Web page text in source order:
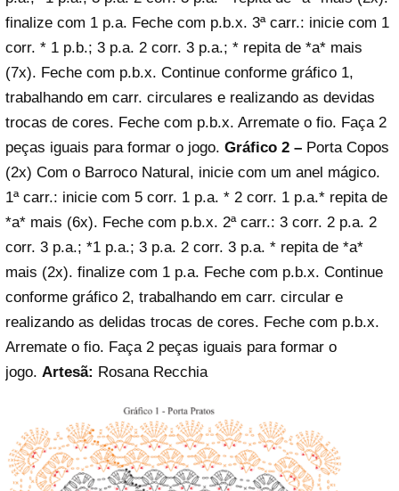
finalize com 1 p.a. Feche com p.b.x. 3ª carr.: inicie com 1
corr. * 1 p.b.; 3 p.a. 2 corr. 3 p.a.; * repita de *a* mais
(7x). Feche com p.b.x. Continue conforme gráfico 1,
trabalhando em carr. circulares e realizando as devidas
trocas de cores. Feche com p.b.x. Arremate o fio. Faça 2
peças iguais para formar o jogo. Gráfico 2 – Porta Copos
(2x) Com o Barroco Natural, inicie com um anel mágico.
1ª carr.: inicie com 5 corr. 1 p.a. * 2 corr. 1 p.a.* repita de
*a* mais (6x). Feche com p.b.x. 2ª carr.: 3 corr. 2 p.a. 2
corr. 3 p.a.; *1 p.a.; 3 p.a. 2 corr. 3 p.a. * repita de *a*
mais (2x). finalize com 1 p.a. Feche com p.b.x. Continue
conforme gráfico 2, trabalhando em carr. circular e
realizando as delidas trocas de cores. Feche com p.b.x.
Arremate o fio. Faça 2 peças iguais para formar o
jogo. Artesã: Rosana Recchia